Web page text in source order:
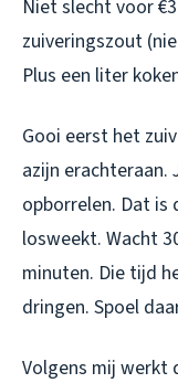
Niet slecht voor
zuiveringszout
Plus een liter
Gooi eerst het
azijn erachteraan.
opborrelen. Dat is
losweekt. Wacht
minuten. Die tijd
dringen. Spoel
Volgens mij werkt